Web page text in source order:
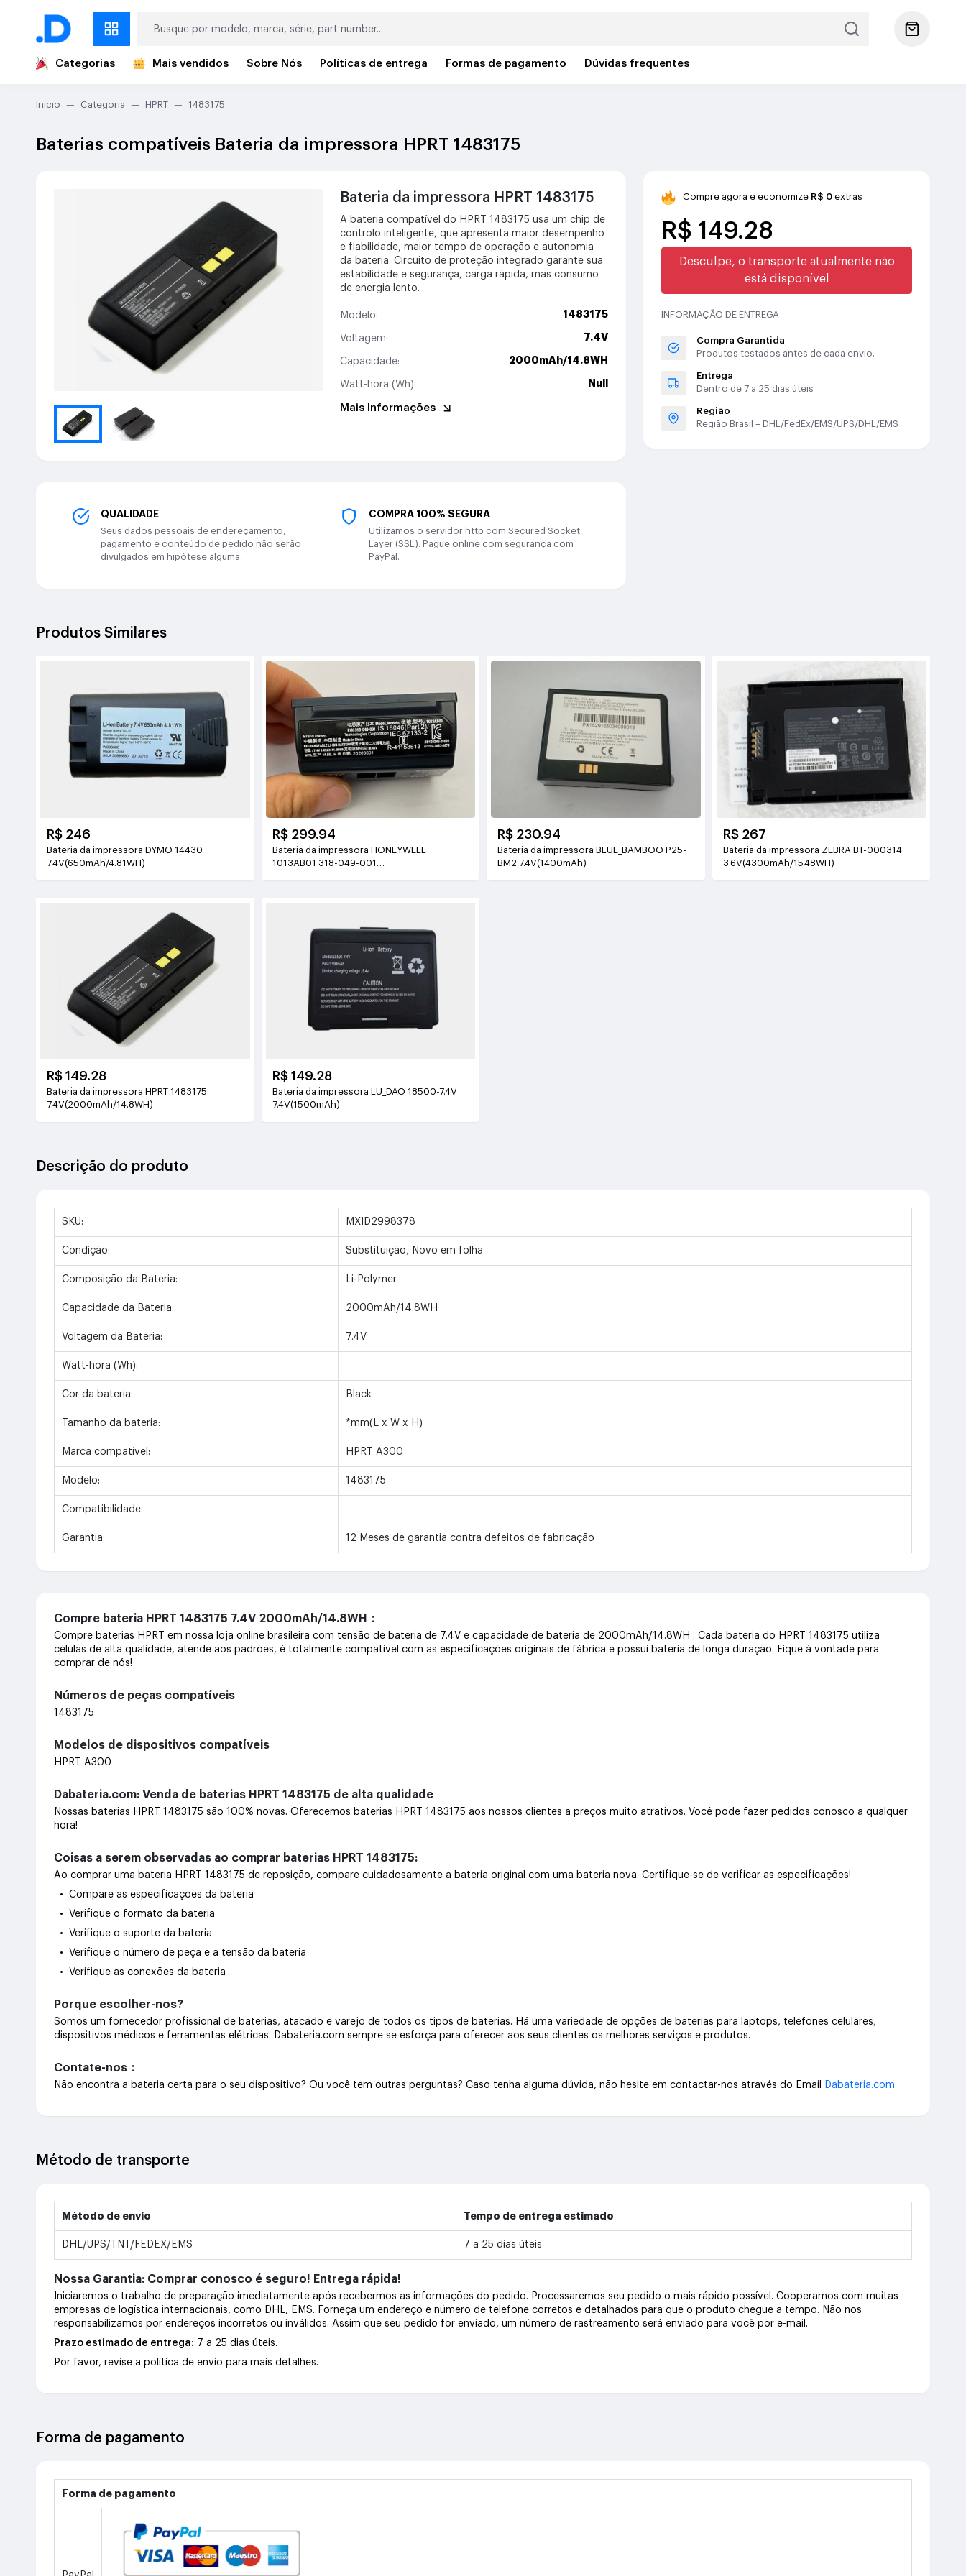
Categorias Mais vendidos Sobre Nós Políticas de entrega Formas de pagamento Dúvidas frequentes
Início Categoria HPRT 1483175
Baterias compatíveis Bateria da impressora HPRT 1483175
Bateria da impressora HPRT 1483175
A bateria compatível do HPRT 1483175 usa um chip de
controlo inteligente, que apresenta maior desempenho
e fiabilidade, maior tempo de operação e autonomia
da bateria. Circuito de proteção integrado garante sua
estabilidade e segurança, carga rápida, mas consumo
de energia lento.
Modelo: 1483175
Voltagem: 7.4V
Capacidade: 2000mAh/14.8WH
Watt-hora (Wh): Null
Mais Informações
QUALIDADE
Seus dados pessoais de endereçamento,
pagamento e conteúdo de pedido não serão
divulgados em hipótese alguma.
COMPRA 100% SEGURA
Utilizamos o servidor http com Secured Socket
Layer (SSL). Pague online com segurança com
PayPal.
Compre agora e economize R$ 0extras
R$ 149.28
Desculpe, o transporte atualmente não
está disponível
INFORMAÇÃO DE ENTREGA
Compra Garantida
Produtos testados antes de cada envio.
Entrega
Dentro de 7 a 25 dias úteis
Região
Região Brasil – DHL/FedEx/EMS/UPS/DHL/EMS
Produtos Similares
R$ 246
Bateria da impressora DYMO 14430
7.4V(650mAh/4.81WH)
R$ 299.94
Bateria da impressora HONEYWELL
1013AB01 318-049-001
R$ 230.94
Bateria da impressora BLUE_BAMBOO P25-
BM2 7.4V(1400mAh)
R$ 267
Bateria da impressora ZEBRA BT-000314
3.6V(4300mAh/15.48WH)
R$ 149.28
Bateria da impressora HPRT 1483175
7.4V(2000mAh/14.8WH)
R$ 149.28
Bateria da impressora LU_DAO 18500-7.4V
7.4V(1500mAh)
Descrição do produto
SKU: MXID2998378
Condição: Substituição, Novo em folha
Composição da Bateria: Li-Polymer
Capacidade da Bateria: 2000mAh/14.8WH
Voltagem da Bateria: 7.4V
Watt-hora (Wh):
Cor da bateria: Black
Tamanho da bateria: *mm(L x W x H)
Marca compatível: HPRT A300
Modelo: 1483175
Compatibilidade:
Garantia: 12 Meses de garantia contra defeitos de fabricação
Compre bateria HPRT 1483175 7.4V 2000mAh/14.8WH：
Compre baterias HPRT em nossa loja online brasileira com tensão de bateria de 7.4V e capacidade de bateria de 2000mAh/14.8WH . Cada bateria do HPRT 1483175 utiliza
células de alta qualidade, atende aos padrões, é totalmente compatível com as especificações originais de fábrica e possui bateria de longa duração. Fique à vontade para
comprar de nós!
Números de peças compatíveis
1483175
Modelos de dispositivos compatíveis
HPRT A300
Dabateria.com: Venda de baterias HPRT 1483175 de alta qualidade
Nossas baterias HPRT 1483175 são 100% novas. Oferecemos baterias HPRT 1483175 aos nossos clientes a preços muito atrativos. Você pode fazer pedidos conosco a qualquer
hora!
Coisas a serem observadas ao comprar baterias HPRT 1483175:
Ao comprar uma bateria HPRT 1483175 de reposição, compare cuidadosamente a bateria original com uma bateria nova. Certifique-se de verificar as especificações!
• Compare as especificações da bateria
• Verifique o formato da bateria
• Verifique o suporte da bateria
• Verifique o número de peça e a tensão da bateria
• Verifique as conexões da bateria
Porque escolher-nos?
Somos um fornecedor profissional de baterias, atacado e varejo de todos os tipos de baterias. Há uma variedade de opções de baterias para laptops, telefones celulares,
dispositivos médicos e ferramentas elétricas. Dabateria.com sempre se esforça para oferecer aos seus clientes os melhores serviços e produtos.
Contate-nos：
Não encontra a bateria certa para o seu dispositivo? Ou você tem outras perguntas? Caso tenha alguma dúvida, não hesite em contactar-nos através do Email Dabateria.com
Método de transporte
Método de envio Tempo de entrega estimado
DHL/UPS/TNT/FEDEX/EMS 7 a 25 dias úteis
Nossa Garantia: Comprar conosco é seguro! Entrega rápida!
Iniciaremos o trabalho de preparação imediatamente após recebermos as informações do pedido. Processaremos seu pedido o mais rápido possível. Cooperamos com muitas
empresas de logística internacionais, como DHL, EMS. Forneça um endereço e número de telefone corretos e detalhados para que o produto chegue a tempo. Não nos
responsabilizamos por endereços incorretos ou inválidos. Assim que seu pedido for enviado, um número de rastreamento será enviado para você por e-mail.
Prazo estimado de entrega: 7 a 25 dias úteis.
Por favor, revise a política de envio para mais detalhes.
Forma de pagamento
Forma de pagamento